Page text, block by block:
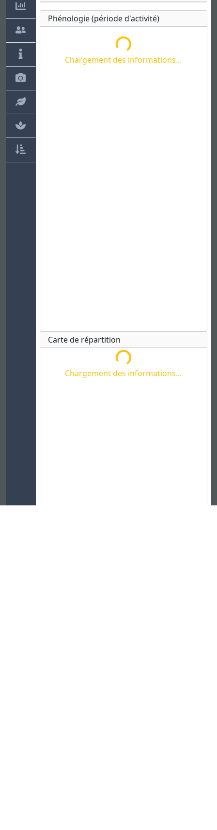
Phénologie (période d'activité)
Chargement des informations...
Chargement des informations...
Carte de répartition
Chargement des informations...
Chargement des informations...